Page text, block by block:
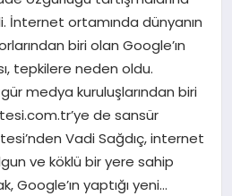
İnternet ortamında dünyanın
biri olan Google’ın
tepkilere neden oldu.
medya kuruluşlarından biri
de sansür
Vadi Sağdıç, internet
ve köklü bir yere sahip
Google’ın yaptığı yeni…